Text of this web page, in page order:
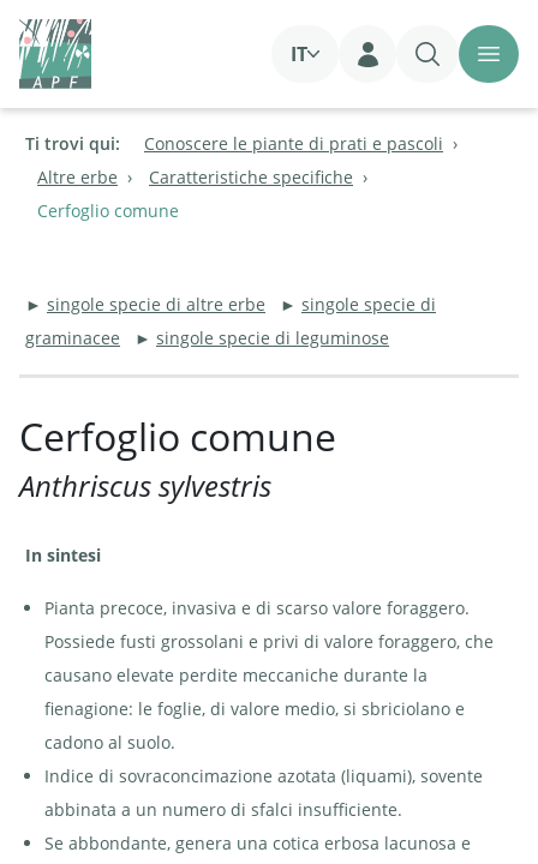
IT
Login
Ti trovi qui:
Conoscere le piante di prati e pascoli
Altre erbe
Caratteristiche specifiche
Cerfoglio comune
► singole specie di altre erbe ► singole specie di
graminacee ► singole specie di leguminose
Cerfoglio comune
Anthriscus sylvestris
In sintesi
Pianta precoce, invasiva e di scarso valore foraggero.
Possiede fusti grossolani e privi di valore foraggero, che
causano elevate perdite meccaniche durante la
fienagione: le foglie, di valore medio, si sbriciolano e
cadono al suolo.
Indice di sovraconcimazione azotata (liquami), sovente
abbinata a un numero di sfalci insufficiente.
Se abbondante, genera una cotica erbosa lacunosa e